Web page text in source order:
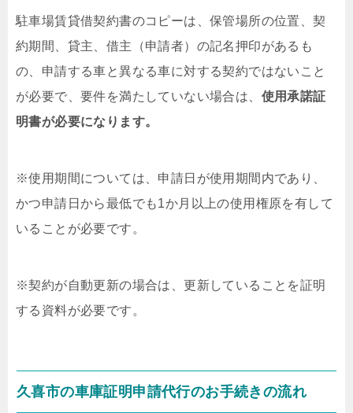
駐車場賃貸借契約書のコピーは、保管場所の位置、契
約期間、貸主、借主（申請者）の記名押印があるも
の、申請する車と異なる車に対する契約ではないこと
が必要で、要件を満たしていない場合は、 使用承諾証
明書が必要になります。
※使用期間については、申請日が使用期間内であり、
かつ申請日から最低でも1か月以上の使用権原を有して
いることが必要です。
※契約が自動更新の場合は、更新していることを証明
する資料が必要です。
久喜市の車庫証明申請代行のお手続きの流れ